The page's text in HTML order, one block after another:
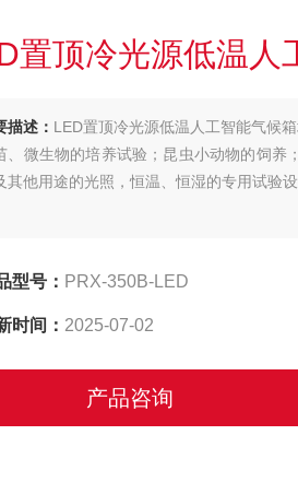
置顶冷光源低温人
描述： LED置顶冷光源低温人工智能气候
、微生物的培养试验；昆虫小动物的饲养
其他用途的光照，恒温、恒湿的专用试验设
型号： PRX-350B-LED
时间： 2025-07-02
产品咨询